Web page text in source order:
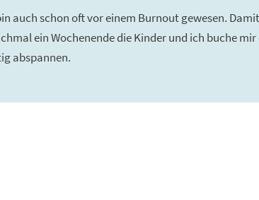
auch schon oft vor einem Burnout gewesen.
ein Wochenende die Kinder und ich buche
abspannen.